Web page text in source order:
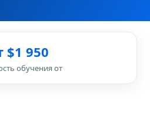
$1 950
обучения от